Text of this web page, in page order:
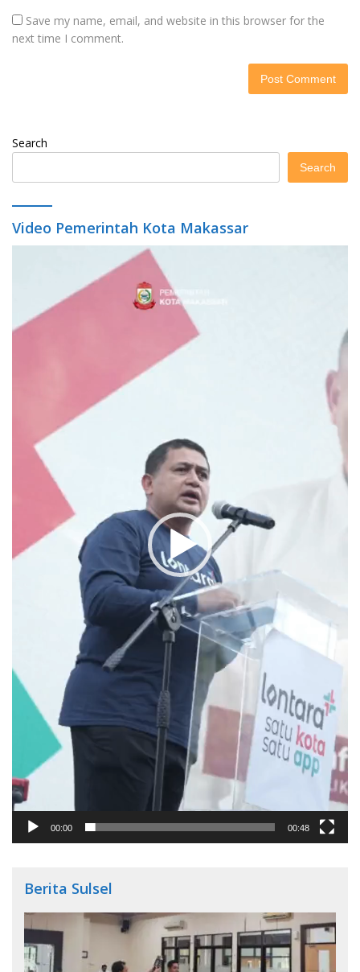
Save my name, email, and website in this browser for the
next time I comment.
Search
Search
Video Pemerintah Kota Makassar
00:00 00:48
Berita Sulsel